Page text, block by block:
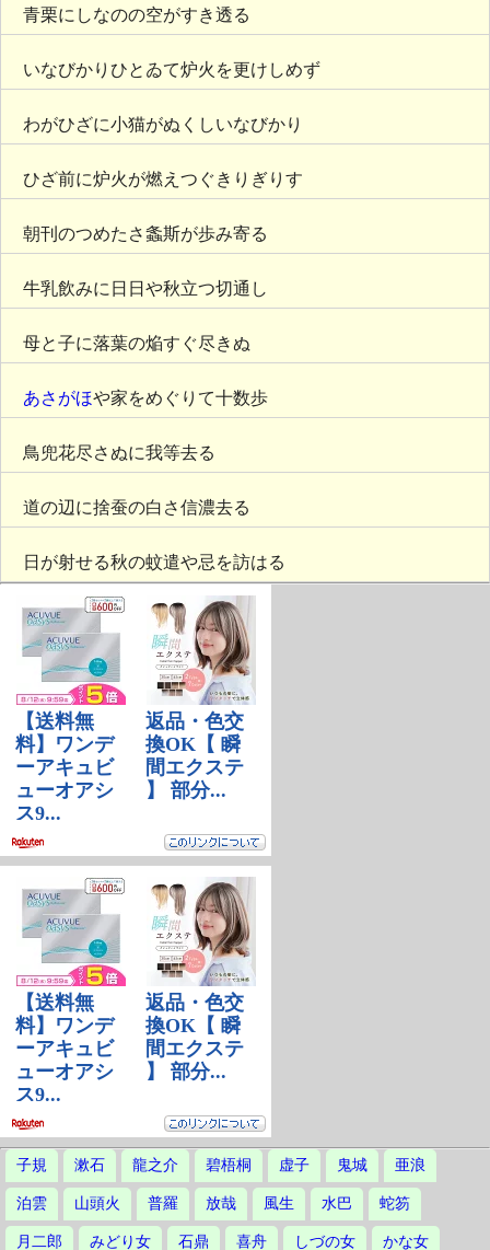
青栗にしなのの空がすき透る
いなびかりひとゐて炉火を更けしめず
わがひざに小猫がぬくしいなびかり
ひざ前に炉火が燃えつぐきりぎりす
朝刊のつめたさ螽斯が歩み寄る
牛乳飲みに日日や秋立つ切通し
母と子に落葉の焔すぐ尽きぬ
あさがほや家をめぐりて十数歩
鳥兜花尽さぬに我等去る
道の辺に捨蚕の白さ信濃去る
日が射せる秋の蚊遣や忌を訪はる
子規 漱石 龍之介 碧梧桐 虚子 鬼城 亜浪
泊雲 山頭火 普羅 放哉 風生 水巴 蛇笏
月二郎 みどり女 石鼎 喜舟 しづの女 かな女